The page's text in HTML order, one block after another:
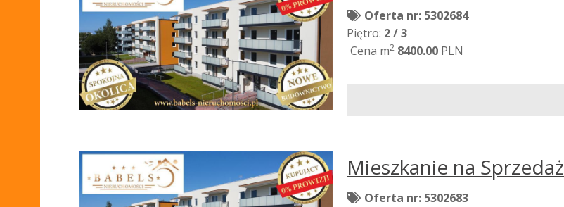
Oferta nr: 5302684
Piętro: 2 / 3
Cena m2 8400.00 PLN
Mieszkanie na Sprzedaż
Oferta nr: 5302683